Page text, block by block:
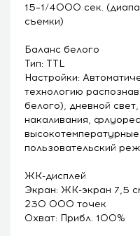
15–1/4000 сек.
съемки)
Баланс белого
Тип: TTL
Настройки:
технологию
белого), дневной
накаливания,
пользовательский
ЖК-дисплей
Экран: ЖК-экран 7,5
230 000 точек
Охват: Прибл. 100%